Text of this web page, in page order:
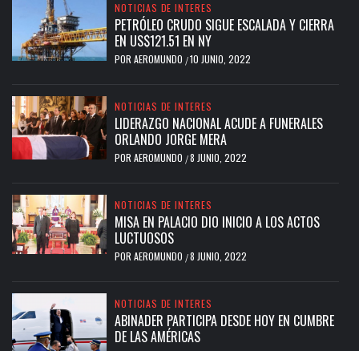
NOTICIAS DE INTERES
PETRÓLEO CRUDO SIGUE ESCALADA Y CIERRA
EN US$121.51 EN NY
POR AEROMUNDO /10 JUNIO, 2022
NOTICIAS DE INTERES
LIDERAZGO NACIONAL ACUDE A FUNERALES
ORLANDO JORGE MERA
POR AEROMUNDO /8 JUNIO, 2022
NOTICIAS DE INTERES
MISA EN PALACIO DIO INICIO A LOS ACTOS
LUCTUOSOS
POR AEROMUNDO /8 JUNIO, 2022
NOTICIAS DE INTERES
ABINADER PARTICIPA DESDE HOY EN CUMBRE
DE LAS AMÉRICAS